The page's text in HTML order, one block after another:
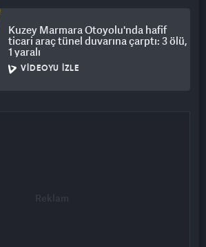
Kuzey Marmara Otoyolu'nda hafif
ticari araç tünel duvarına çarptı: 3 ölü,
1 yaralı
VIDEOYU İZLE